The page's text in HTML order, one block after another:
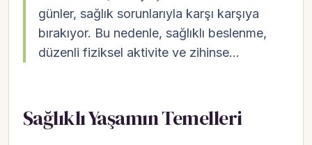
günler, sağlık sorunlarıyla karşı karşıya
bırakıyor. Bu nedenle, sağlıklı beslenme,
düzenli fiziksel aktivite ve zihinse…
Sağlıklı Yaşamın Temelleri